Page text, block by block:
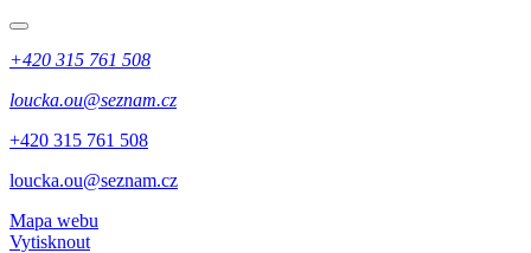
+420 315 761 508
loucka.ou@seznam.cz
+420 315 761 508
loucka.ou@seznam.cz
Mapa webu
Vytisknout